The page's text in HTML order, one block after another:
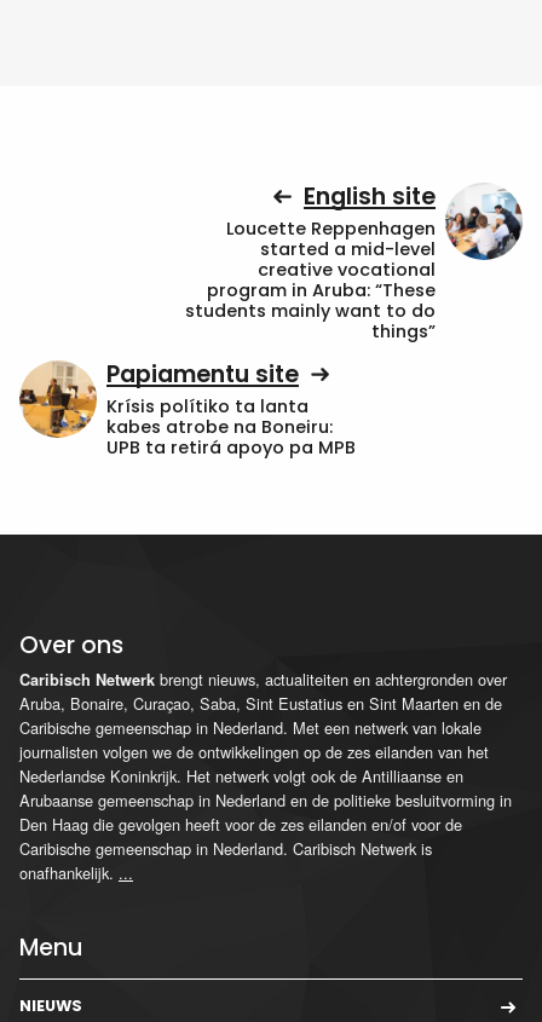
English site
Loucette Reppenhagen
started a mid-level
creative vocational
program in Aruba: “These
students mainly want to do
things”
Papiamentu site
Krísis polítiko ta lanta
kabes atrobe na Boneiru:
UPB ta retirá apoyo pa MPB
Over ons
Caribisch Netwerk brengt nieuws, actualiteiten en achtergronden over
Aruba, Bonaire, Curaçao, Saba, Sint Eustatius en Sint Maarten en de
Caribische gemeenschap in Nederland. Met een netwerk van lokale
journalisten volgen we de ontwikkelingen op de zes eilanden van het
Nederlandse Koninkrijk. Het netwerk volgt ook de Antilliaanse en
Arubaanse gemeenschap in Nederland en de politieke besluitvorming in
Den Haag die gevolgen heeft voor de zes eilanden en/of voor de
Caribische gemeenschap in Nederland. Caribisch Netwerk is
onafhankelijk. ...
Menu
NIEUWS